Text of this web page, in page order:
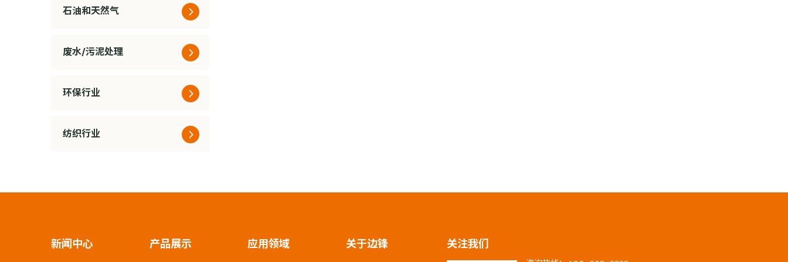
石油和天然气
废水/污泥处理
环保行业
纺织行业
新闻中心 产品展示 应用领域 关于边锋 关注我们